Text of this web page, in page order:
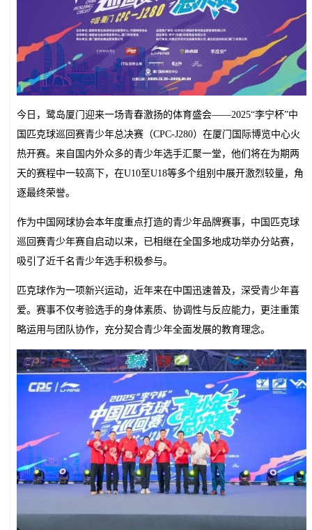
今日，鹭岛厦门迎来一场青春激扬的体育盛会——2025“李宁杯”中
国匹克球巡回赛青少年总决赛（CPC-J280）在厦门国际博览中心火
热开赛。来自国内外众多的青少年选手汇聚一堂，他们将在为期两
天的赛程中一较高下，在U10至U18等多个组别中展开激烈较量，角
逐最终荣誉。
作为中国网球协会本年度重点打造的青少年品牌赛事，中国匹克球
巡回赛青少年赛自启动以来，已相继在全国多地成功举办分站赛，
吸引了近千名青少年选手积极参与。
匹克球作为一项新兴运动，近年来在中国迅速普及，深受青少年喜
爱。赛事不仅考验选手的身体素质、协调性与反应能力，更注重策
略运用与团队协作，充分契合青少年全面发展的教育理念。